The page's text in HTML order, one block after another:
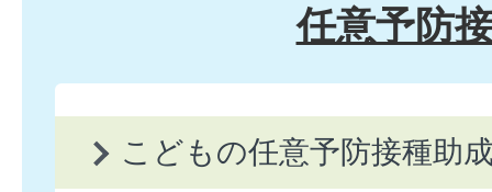
任意予防
こどもの任意予防接種助